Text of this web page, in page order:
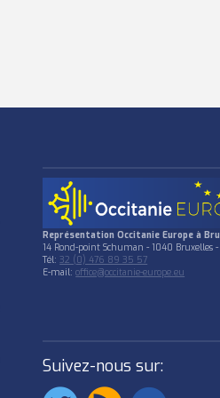
Représentation Occitanie Europe à
14 Rond-point Schuman - 1040 Bruxelles
Tél:32 (0) 476 89 35 57
E-mail:office@occitanie-europe.eu
Suivez-nous sur: